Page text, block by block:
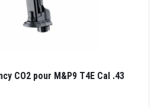
CO2 pour M&P9 T4E Cal .43